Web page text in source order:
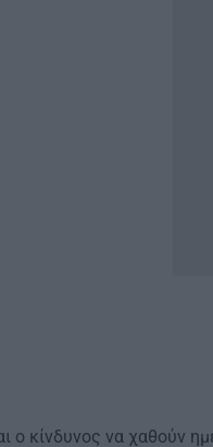
ο κίνδυνος να